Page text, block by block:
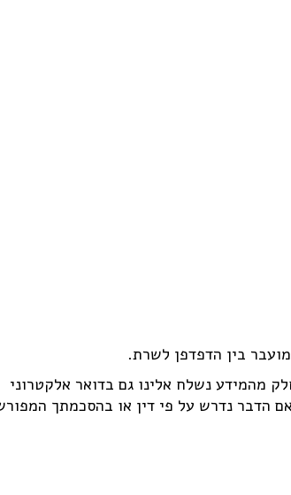
מהמידע נשלח אלינו גם בדואר אלקטרוני